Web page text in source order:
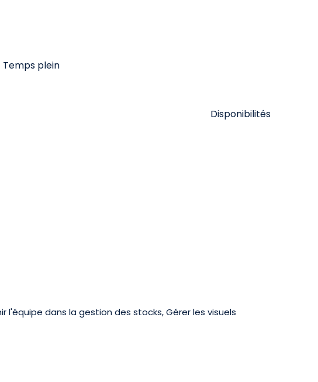
Temps plein
Disponibilités
l'équipe dans la gestion des stocks, Gérer les visuels